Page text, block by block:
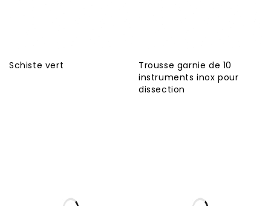
Schiste vert
Trousse garnie de 10
instruments inox pour
dissection